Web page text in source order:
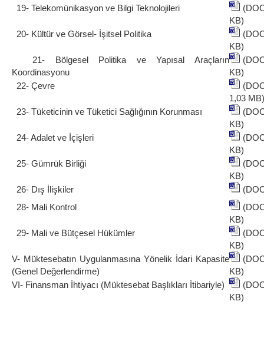
19- Telekomünikasyon ve Bilgi Teknolojileri
KB)
20- Kültür ve Görsel- İşitsel Politika
KB)
21- Bölgesel Politika ve Yapısal Araçların
Koordinasyonu
KB)
22- Çevre
1,03 MB)
23- Tüketicinin ve Tüketici Sağlığının Korunması
KB)
24- Adalet ve İçişleri
KB)
25- Gümrük Birliği
KB)
26- Dış İlişkiler
28- Mali Kontrol
KB)
29- Mali ve Bütçesel Hükümler
KB)
V- Müktesebatın Uygulanmasına Yönelik İdari Kapasite
(Genel Değerlendirme)
KB)
VI- Finansman İhtiyacı (Müktesebat Başlıkları İtibariyle)
KB)